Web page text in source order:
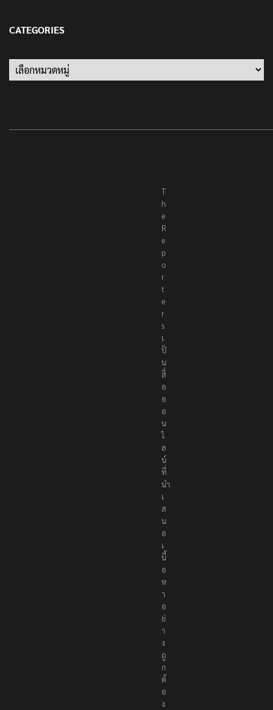
Categories
T
h
e
R
e
p
o
r
t
e
r
s
เ
ป็
น
สื่
อ
อ
อ
น
ไ
ล
น์
ที่
นำ
เ
ส
น
อ
เ
นื้
อ
ห
า
อ
ย่
า
ง
ถู
ก
ต้
อ